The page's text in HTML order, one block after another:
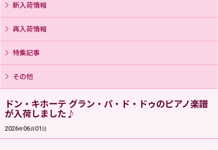
ドン・キホーテ グラン・パ・ド・ドゥのピアノ楽譜
が入荷しました♪
2026年06月01 日
新入荷情報
再入荷情報
特集記事
その他